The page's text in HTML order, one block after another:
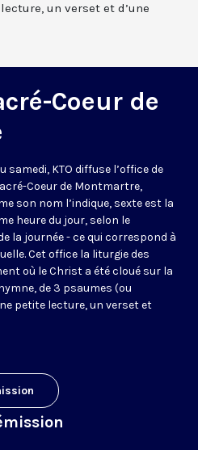
un verset et d’une
Coeur de
samedi, KTO diffuse l’office de
Coeur de Montmartre,
son nom l’indique, sexte est la
heure du jour, selon le
la journée - ce qui correspond à
Cet office la liturgie des
où le Christ a été cloué sur la
de 3 psaumes (ou
petite lecture, un verset et